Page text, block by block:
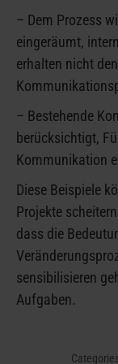
– Dem Prozess
eingeräumt,
erhalten nicht
– Bestehende
berücksichtigt,
Kommunikation
Diese Beispiele
Projekte
dass die
sensibilisieren
Aufgaben.